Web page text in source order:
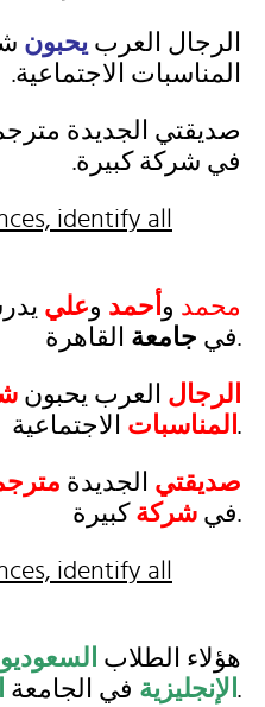
الرجال العرب يحبون
المناسبات الاجتماعية.
صديقتي الجديدة
في شركة كبيرة.
identify all
محمد و أحمد وعلي
في جامعة القاهرة.
الرجال العرب يحبون
المناسبات الاجتماعية.
صديقتي الجديدة
في شركة كبيرة.
identify all
هؤلاء الطلاب
الإنجليزية في الجامعة .